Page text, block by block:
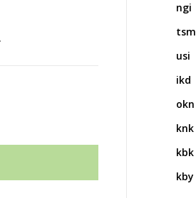
ngi
tsm
usi
ikd
okn
knk
kbk
kby